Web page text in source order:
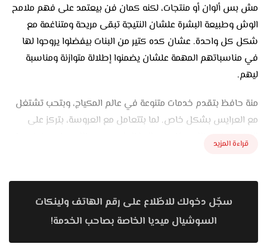
مش بس ألوان أو منتجات، لكنه كمان فن بيعتمد على فهم ملامح
الوش وطبيعة البشرة علشان النتيجة تبقى مريحة ومتناغمة مع
شكل كل واحدة. عشان كده كتير من البنات بيفضلوا يروحوا لها
في مناسباتهم المهمة علشان يضمنوا إطلالة متوازنة ومناسبة
ليهم.
منة حافظ بتقدم خدمات متنوعة في عالم المكياج، وبتحب تشتغل
مع العرايس بشكل خاص. لما بتتعامل مع العروسة، بتركز على
اللوك الهادي اللي يخلي جمالها الطبيعي هو اللي يبان من غير ما
والهايلايت علشان يبان الوش منحوت وناعم. كمان بتظبط رسمة
العيون بما يتناسب مع شكل العينين والفستان، وبتحرص إن
الألوان تكون متناغمة مع باقي تفاصيل الإطلالة.
قراءة المزيد
سجّل دخولك للاطّلاع على رقم الهاتف ولينكات
السوشيال ميديا الخاصة بصاحب الخدمة!